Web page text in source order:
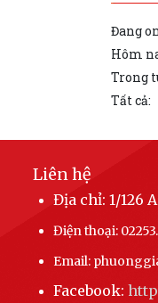
Đang
Hôm
Trong
Tất cả:
Liên hệ
Địa chỉ: 1/126
Điện thoại:
Email:
Facebook: